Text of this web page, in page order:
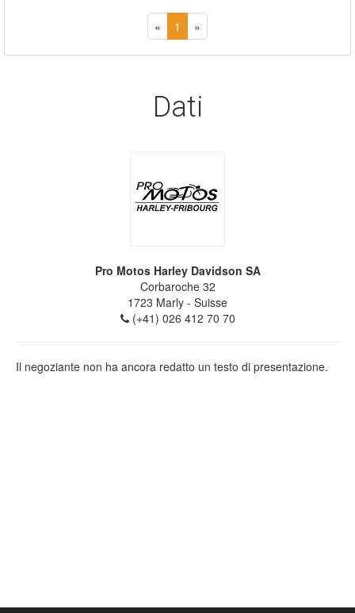
« 1 »
Dati
Pro Motos Harley Davidson SA
Corbaroche 32
1723 Marly - Suisse
(+41) 026 412 70 70
Il negoziante non ha ancora redatto un testo di presentazione.